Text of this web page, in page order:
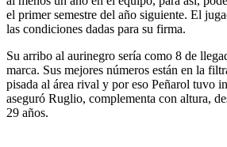
el primer semestre del año siguiente. El
las condiciones dadas para su firma.
Su arribo al aurinegro sería como 8 de
marca. Sus mejores números están en la
pisada al área rival y por eso Peñarol tuvo
aseguró Ruglio, complementa con altura,
29 años.